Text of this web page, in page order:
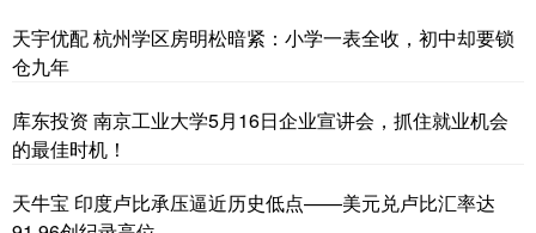
天宇优配 杭州学区房明松暗紧：小学一表全收，初中却要锁
仓九年
库东投资 南京工业大学5月16日企业宣讲会，抓住就业机会
的最佳时机！
天牛宝 印度卢比承压逼近历史低点——美元兑卢比汇率达